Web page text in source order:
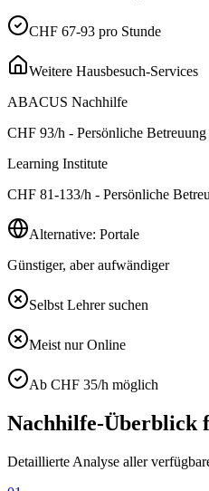
CHF 67-93 pro Stunde
Weitere Hausbesuch-Services
ABACUS Nachhilfe
CHF 93/h - Persönliche Betreuung
Learning Institute
CHF 81-133/h - Persönliche
Alternative: Portale
Günstiger, aber aufwändiger
Selbst Lehrer suchen
Meist nur Online
Ab CHF 35/h möglich
Nachhilfe-Überblick
Detaillierte Analyse aller